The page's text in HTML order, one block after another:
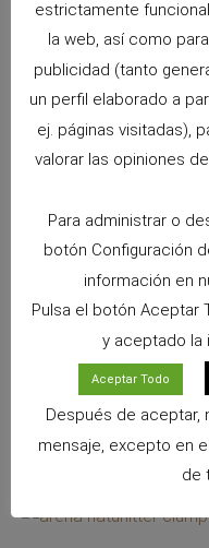
Snacks Alpha Pro: 6
premiar a tu pequeño
Si convives con un
otro pequeño mamífero
forman parte de los
Leer más »
estrictamente
la web, así como
publicidad (tanto
un perfil elaborado a
ej. páginas visitadas),
valorar las opiniones
Para administrar o
botón Configuración
información en
Pulsa el botón Aceptar
y aceptado la
Aceptar Todo
Después de aceptar,
mensaje, excepto en
de